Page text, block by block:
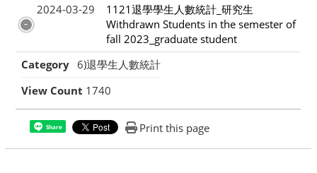
2024-03-29
1121退學學生人數統計_研究生
Withdrawn Students in the semester of
fall 2023_graduate student
Category
6)退學生人數統計
View Count 1740
Share Print this page